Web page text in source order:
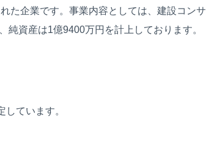
た企業です。事業内容としては、建設コンサ
資産は1億9400万円を計上しております。
ています。